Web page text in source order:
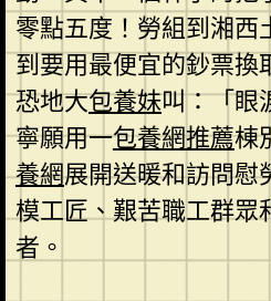
零點五度！勞組到湘西
到要用最便宜的鈔票換
恐地大包養妹叫：「眼
寧願用一包養網推薦棟
養網展開送暖和訪問慰
模工匠、艱苦職工群眾
者。